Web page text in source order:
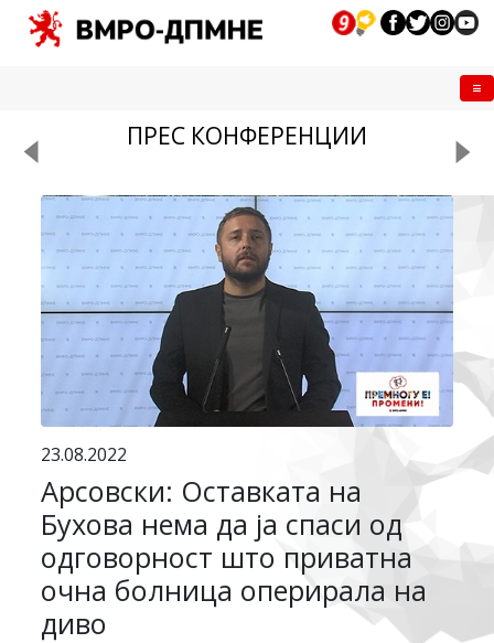
ПРЕС КОНФЕРЕНЦИИ
23.08.2022
Арсовски: Оставката на
Бухова нема да ја спаси од
одговорност што приватна
очна болница оперирала на
диво